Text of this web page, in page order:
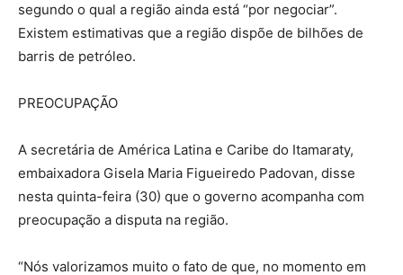
segundo o qual a região ainda está “por negociar”.
Existem estimativas que a região dispõe de bilhões de
barris de petróleo.
PREOCUPAÇÃO
A secretária de América Latina e Caribe do Itamaraty,
embaixadora Gisela Maria Figueiredo Padovan, disse
nesta quinta-feira (30) que o governo acompanha com
preocupação a disputa na região.
“Nós valorizamos muito o fato de que, no momento em